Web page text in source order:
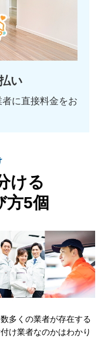
い
に直接料金をお
ける
方5個
多くの業者が存在する
け業者なのかはわかり